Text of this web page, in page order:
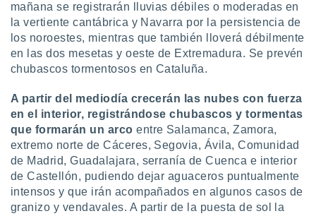
utilizar
crear un
uso de
la
contenido
medir el
de la
el
del
de
mañana se registrarán lluvias débiles o moderadas en
la vertiente cantábrica y Navarra por la persistencia de
los noroestes, mientras que también lloverá débilmente
en las dos mesetas y oeste de Extremadura. Se prevén
chubascos tormentosos en Cataluña.
A partir del mediodía crecerán las nubes con fuerza
en el interior, registrándose chubascos y tormentas
que formarán un arco entre Salamanca, Zamora,
extremo norte de Cáceres, Segovia, Ávila, Comunidad
de Madrid, Guadalajara, serranía de Cuenca e interior
de Castellón, pudiendo dejar aguaceros puntualmente
intensos y que irán acompañados en algunos casos de
granizo y vendavales. A partir de la puesta de sol la